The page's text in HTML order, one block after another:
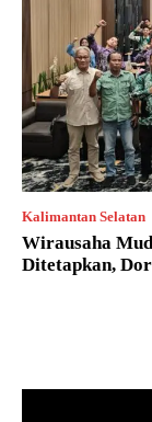
Kalimantan Selatan
Wirausaha
Ditetapkan,